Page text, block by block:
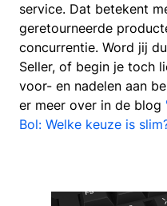
service. Dat betekent
geretourneerde
concurrentie. Word jij
Seller, of begin je toch
voor- en nadelen aan
er meer over in de blog
Bol: Welke keuze is